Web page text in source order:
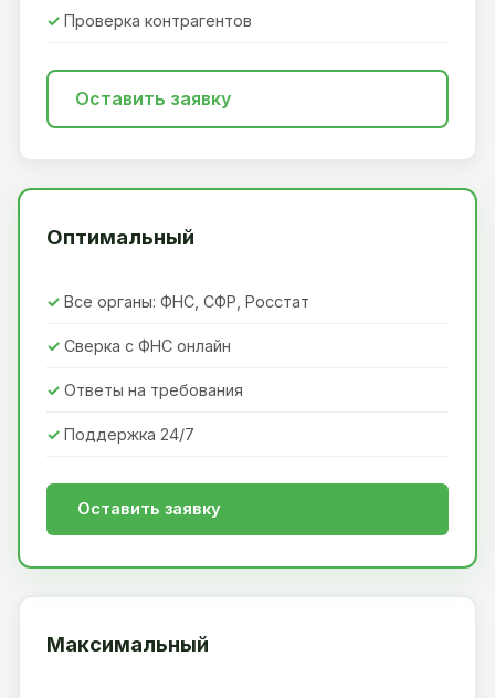
Проверка контрагентов
Оставить заявку
Оптимальный
Все органы: ФНС, СФР, Росстат
Сверка с ФНС онлайн
Ответы на требования
Поддержка 24/7
Оставить заявку
Максимальный